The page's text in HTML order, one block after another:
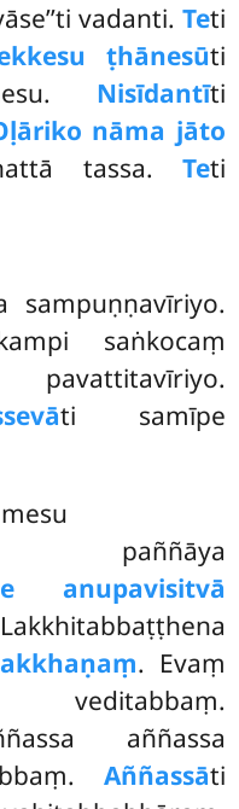
vadanti. Teti
ṭhānesūti
Nisīdantīti
nāma jāto
tassa. Teti
sampuṇṇavīriyo.
saṅkocaṃ
ti samīpe
paññāya
anupavisitvā
. Evaṃ
veditabbaṃ.
aññassa
Aññassāti